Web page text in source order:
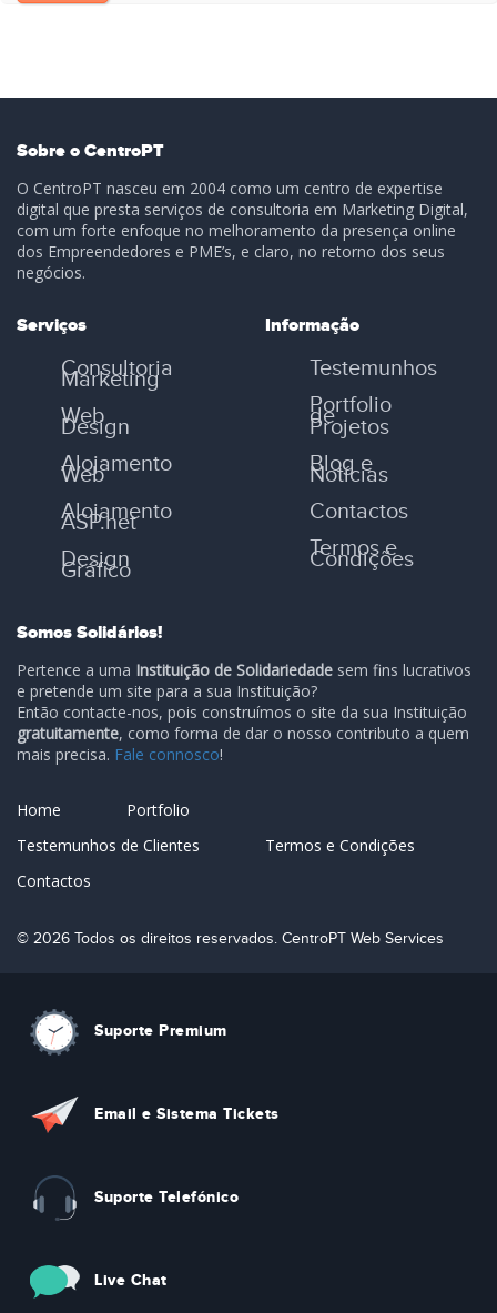
Sobre o CentroPT
O CentroPT nasceu em 2004 como um centro de expertise
digital que presta serviços de consultoria em Marketing Digital,
com um forte enfoque no melhoramento da presença online
dos Empreendedores e PME’s, e claro, no retorno dos seus
negócios.
Serviços
Consultoria
Marketing
Web
Design
Alojamento
Web
Alojamento
ASP.net
Design
Gráfico
Informação
Testemunhos
Portfolio
de
Projetos
Blog e
Notícias
Contactos
Termos e
Condições
Somos Solidários!
Pertence a uma Instituição de Solidariedade sem fins lucrativos
e pretende um site para a sua Instituição?
Então contacte-nos, pois construímos o site da sua Instituição
gratuitamente, como forma de dar o nosso contributo a quem
mais precisa. Fale connosco!
Home
Portfolio
Testemunhos de Clientes
Termos e Condições
Contactos
© 2026 Todos os direitos reservados. CentroPT Web Services
Suporte Premium
Email e Sistema Tickets
Suporte Telefónico
Live Chat